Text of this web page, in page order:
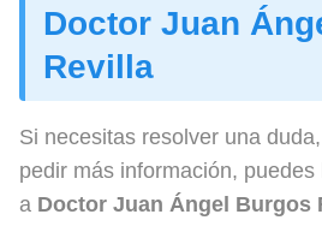
Doctor Juan
Revilla
Si necesitas resolver una
pedir más información,
a Doctor Juan Ángel Burgos